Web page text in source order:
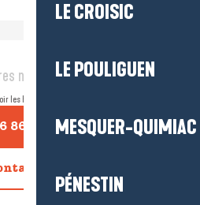
LE CROISIC
LE POULIGUEN
MESQUER-QUIMIAC
PÉNESTIN
non définis
les horaires
86 26 91 ▒▒
nous